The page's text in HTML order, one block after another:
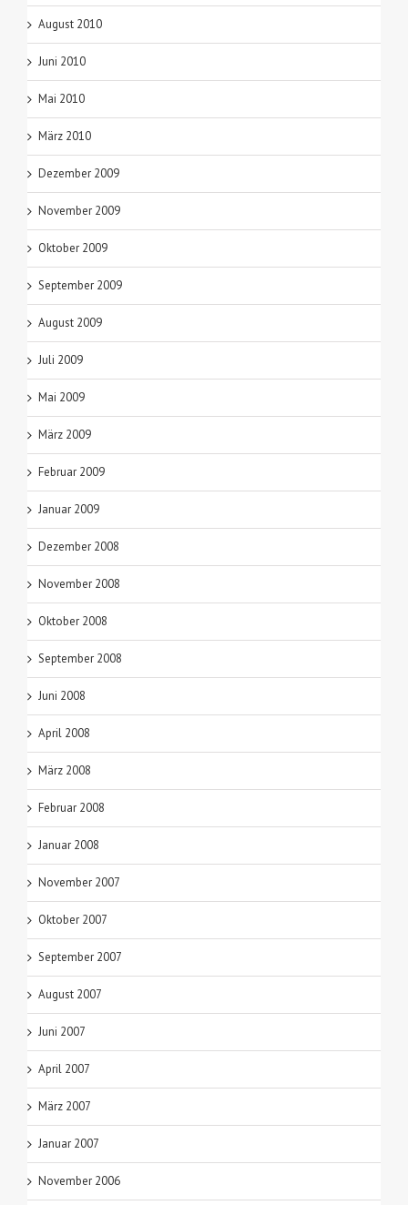
August 2010
Juni 2010
Mai 2010
März 2010
Dezember 2009
November 2009
Oktober 2009
September 2009
August 2009
Juli 2009
Mai 2009
März 2009
Februar 2009
Januar 2009
Dezember 2008
November 2008
Oktober 2008
September 2008
Juni 2008
April 2008
März 2008
Februar 2008
Januar 2008
November 2007
Oktober 2007
September 2007
August 2007
Juni 2007
April 2007
März 2007
Januar 2007
November 2006